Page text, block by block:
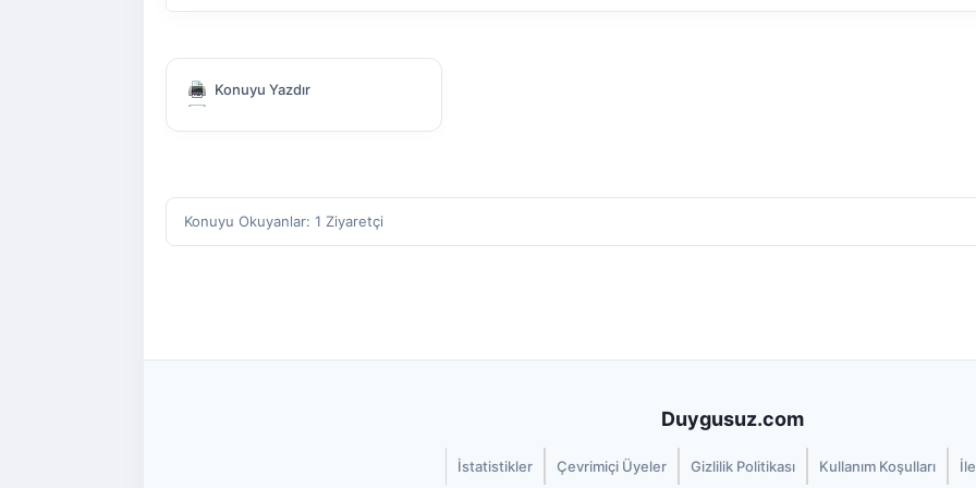
Konuyu Yazdır
Konuyu Okuyanlar: 1 Ziyaretçi
Duygusuz.com
İstatistikler Çevrimiçi Üyeler Gizlilik Politikası Kullanım Koşulları